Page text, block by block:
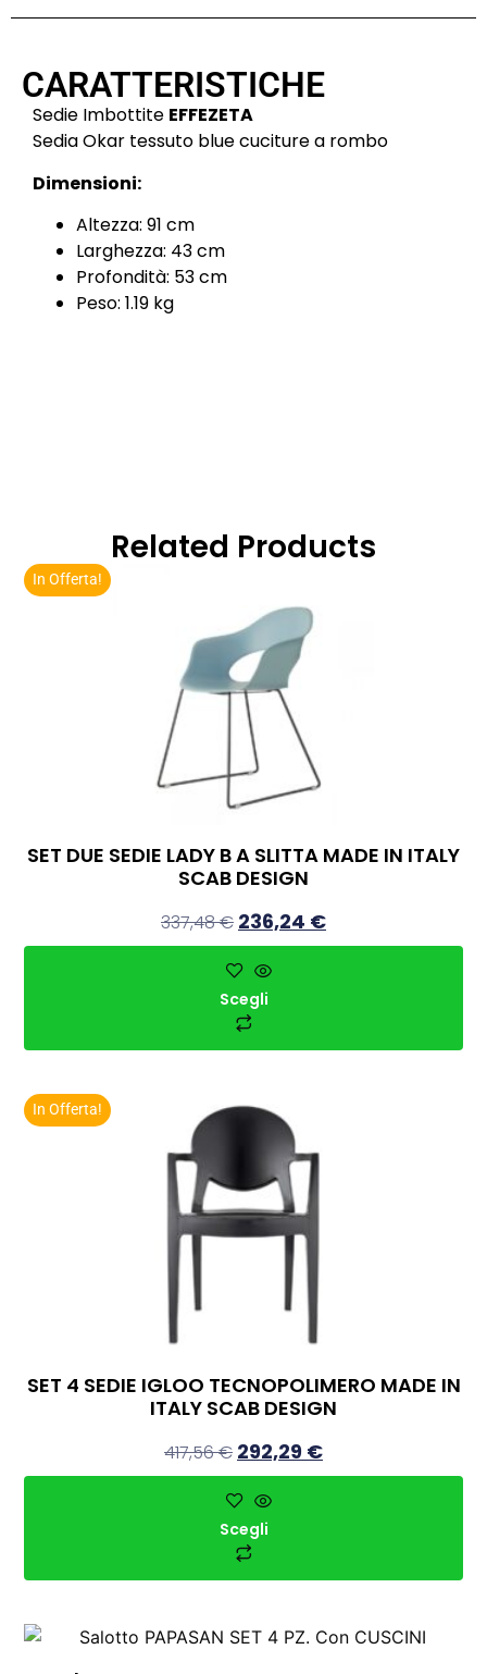
CARATTERISTICHE
Sedie Imbottite EFFEZETA
Sedia Okar tessuto blue cuciture a rombo
Dimensioni:
Altezza: 91 cm
Larghezza: 43 cm
Profondità: 53 cm
Peso: 1.19 kg
Related Products
In Offerta!
SET DUE SEDIE LADY B A SLITTA MADE IN ITALY
SCAB DESIGN
337,48€ 236,24 €
Scegli
In Offerta!
SET 4 SEDIE IGLOO TECNOPOLIMERO MADE IN
ITALY SCAB DESIGN
417,56€ 292,29 €
Scegli